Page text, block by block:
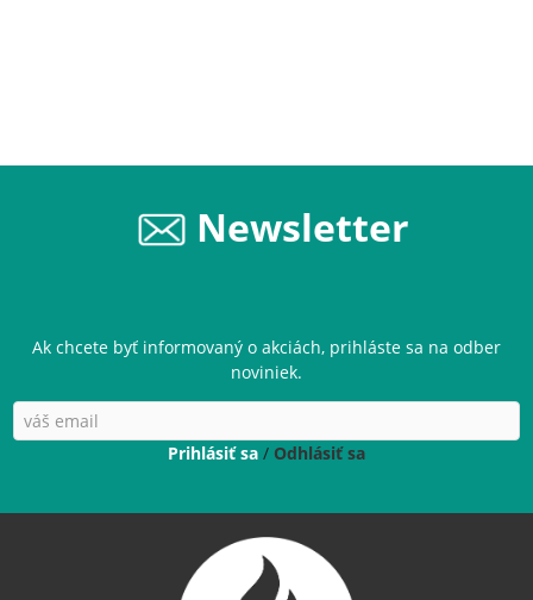
Newsletter
Ak chcete byť informovaný o akciách, prihláste sa na odber
noviniek.
Prihlásiť sa / Odhlásiť sa